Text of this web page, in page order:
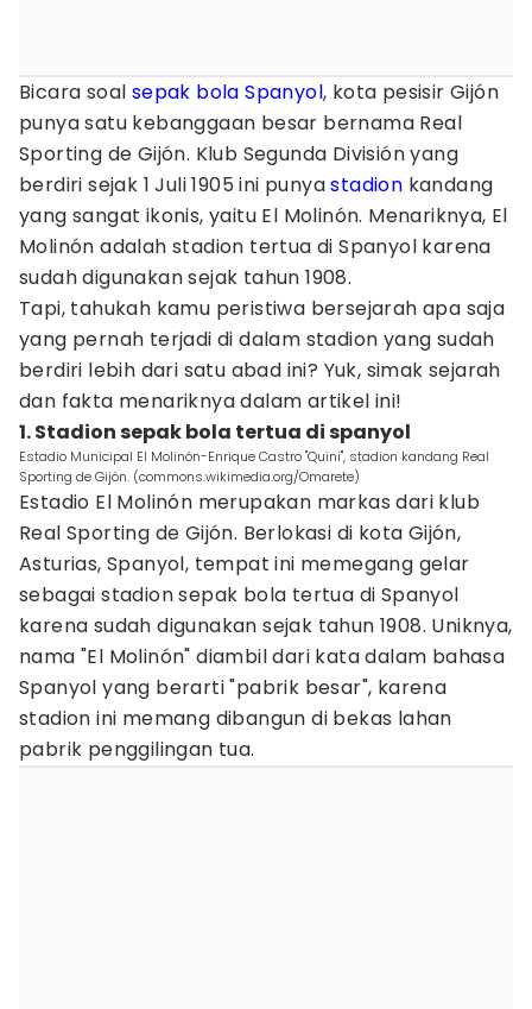
Bicara soal sepak bola Spanyol, kota pesisir Gijón
punya satu kebanggaan besar bernama Real
Sporting de Gijón. Klub Segunda División yang
berdiri sejak 1 Juli 1905 ini punyastadion kandang
yang sangat ikonis, yaitu El Molinón. Menariknya, El
Molinón adalah stadion tertua di Spanyol karena
sudah digunakan sejak tahun 1908.
Tapi, tahukah kamu peristiwa bersejarah apa saja
yang pernah terjadi di dalam stadion yang sudah
berdiri lebih dari satu abad ini? Yuk, simak sejarah
dan fakta menariknya dalam artikel ini!
1. Stadion sepak bola tertua di spanyol
Estadio Municipal El Molinón-Enrique Castro "Quini", stadion kandang Real
Sporting de Gijón. (commons.wikimedia.org/Omarete)
Estadio El Molinón merupakan markas dari klub
Real Sporting de Gijón. Berlokasi di kota Gijón,
Asturias, Spanyol, tempat ini memegang gelar
sebagai stadion sepak bola tertua di Spanyol
karena sudah digunakan sejak tahun 1908. Uniknya,
nama "El Molinón" diambil dari kata dalam bahasa
Spanyol yang berarti "pabrik besar", karena
stadion ini memang dibangun di bekas lahan
pabrik penggilingan tua.